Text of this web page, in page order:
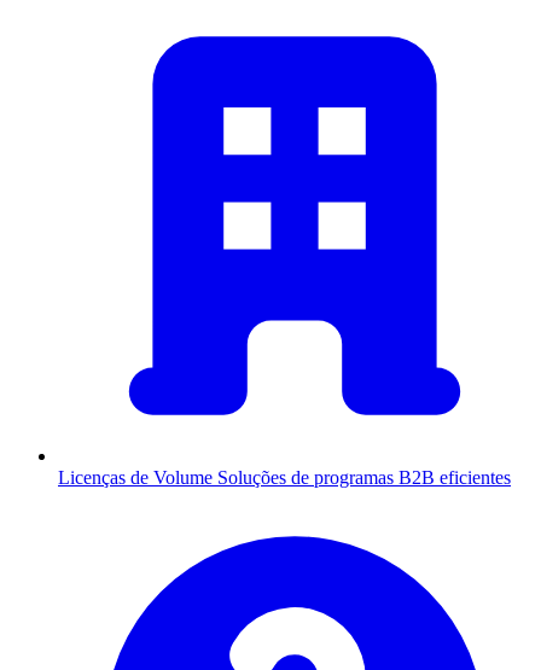
Licenças de Volume Soluções de programas B2B eficientes